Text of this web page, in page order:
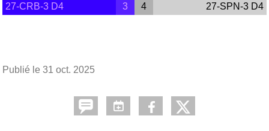
27-CRB-3 D4 3 4 27-SPN-3 D4
Publié le 31 oct. 2025